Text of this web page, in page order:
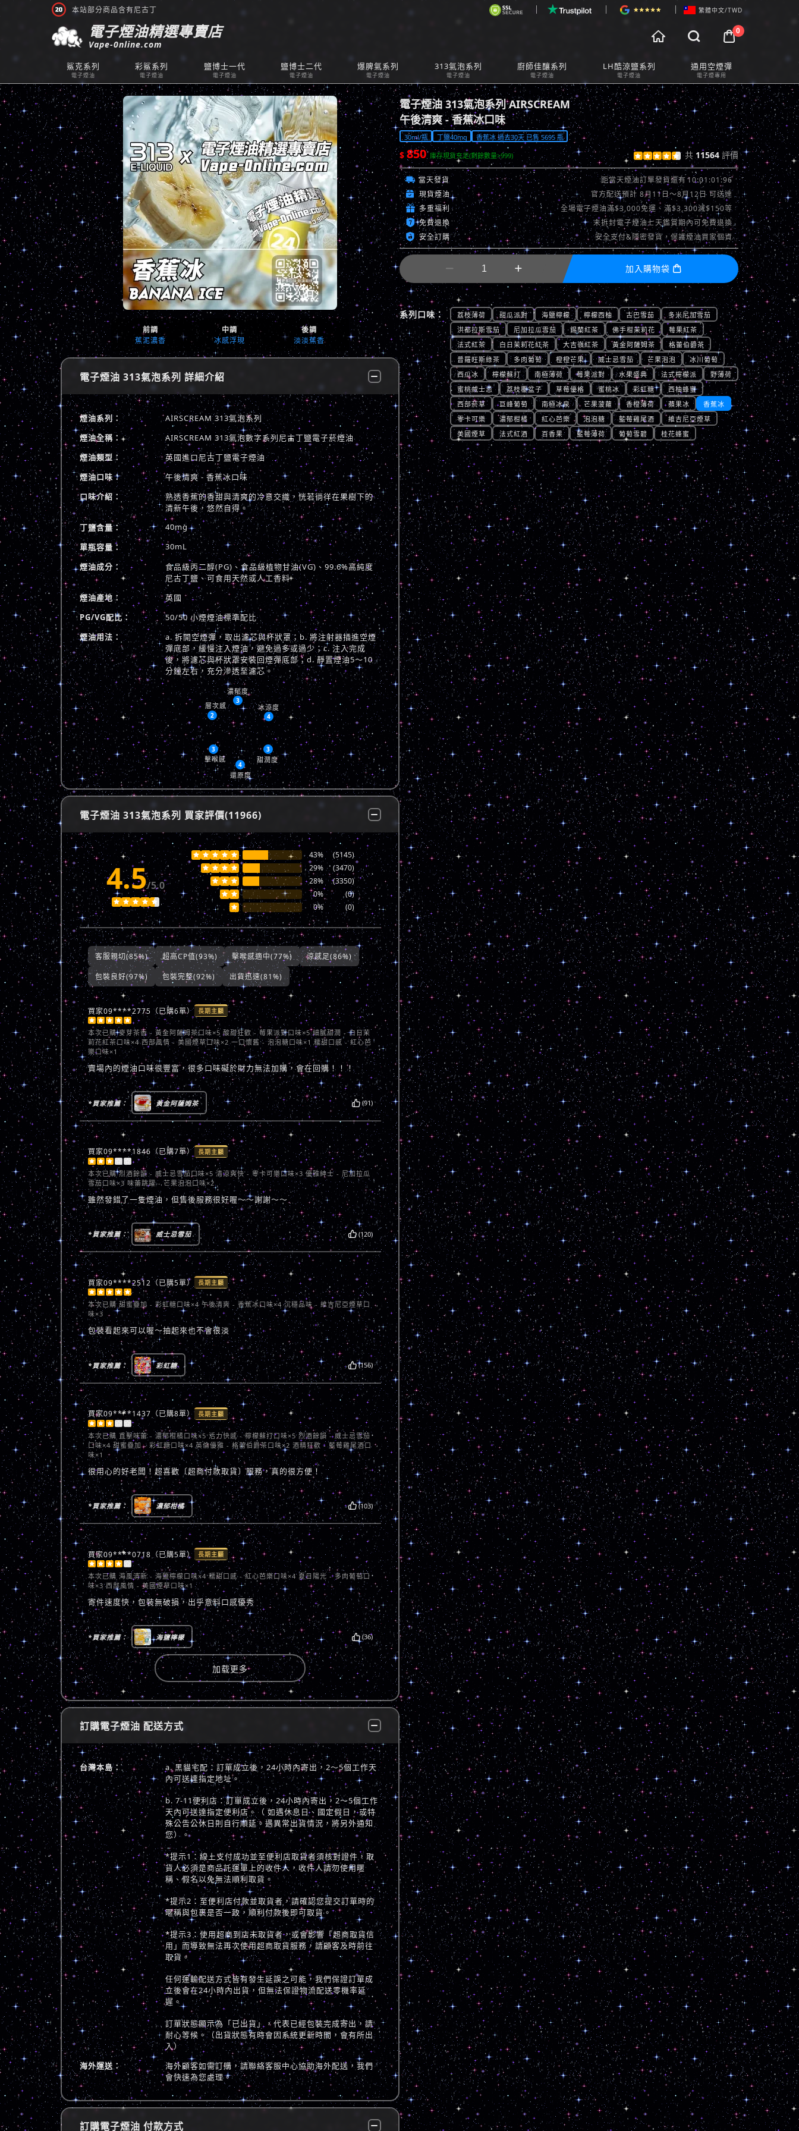
本站部分商品含有尼古丁 繁體中文/TWD
電子煙油精選專賣店
Vape-0nline.com
  0
購物車預覽
Cart Preview
鯊克系列
電子煙油
彩鯊系列
電子煙油
鹽博士一代
電子煙油
鹽博士二代
電子煙油
爆脾氣系列
電子煙油
313氣泡系列
電子煙油
廚師佳釀系列
電子煙油
LH酷涼鹽系列
電子煙油
通用空煙彈
電子煙專用
前調 中調
後調
蕉泥濃香
冰感浮現 淡淡蕉香
電子煙油 313氣泡系列 詳細介紹
煙油系列：
AIRSCREAM 313氣泡系列
煙油全稱：
AIRSCREAM 313氣泡數字系列尼古丁鹽電子菸煙油
煙油類型：
英國進口尼古丁鹽電子煙油
煙油口味：
午後清爽 - 香蕉冰口味
口味介紹：
熟透香蕉的香甜與清爽的冷意交織，恍若徜徉在果樹下的
清新午後，悠然自得。
丁鹽含量：
40mg
單瓶容量：
30mL
煙油成分：
食品級丙二醇(PG)、食品級植物甘油(VG)、99.6%高純度
尼古丁鹽、可食用天然或人工香料
煙油產地：
英國
PG/VG配比：
50/50 小煙煙油標準配比
煙油用法：
a. 拆開空煙彈，取出濾芯與杯狀罩；b. 將注射器插進空煙
彈底部，緩慢注入煙油，避免過多或過少；c. 注入完成
後，將濾芯與杯狀罩安裝回煙彈底部；d. 靜置煙油5～10
分鐘左右，充分滲透至濾芯。
3
4
3
4
3
2
濃郁度
冰涼度
甜潤度
還原度
擊喉感
層次感
電子煙油 313氣泡系列 買家評價(11966)
4.5/5.0
    
     43% (5145)
    29% (3470)
   28% (3350)
  0% (0)
 0% (0)
客服親切(85%) 超高CP值(93%) 擊喉感適中(77%)
涼感足(86%)
包裝良好(97%)
包裝完整(92%) 出貨迅速(81%)
買家09****2775（已購6單） 長期主顧
    
本次已購麥芽茶香 - 黃金阿薩姆茶口味×5 酸甜狂歡 - 莓果派對口味×5 細膩甜潤 - 白日茉
莉花紅茶口味×4 西部風情 - 美國煙草口味×2 一口懷舊 - 泡泡糖口味×1 糯甜口感 - 紅心芭
樂口味×1
賣場內的煙油口味很豐富，很多口味礙於財力無法加購，會在回購！！！
*買家推薦： 黃金阿薩姆茶 (91)
買家09****1846（已購7單） 長期主顧
    
本次已購烈酒餘韻 - 威士忌雪茄口味×5 清涼爽快 - 零卡可樂口味×3 優雅紳士 - 尼加拉瓜
雪茄口味×3 味蕾跳躍 - 芒果泡泡口味×2
雖然發錯了一隻煙油，但售後服務很好喔～～謝謝～～
*買家推薦： 威士忌雪茄 (120)
買家09****2512（已購5單） 長期主顧
    
本次已購甜蜜疊加 - 彩虹糖口味×4 午後清爽 - 香蕉冰口味×4 沉穩品味 - 維吉尼亞煙草口
味×3
包裝看起來可以喔～抽起來也不會很淡
*買家推薦： 彩虹糖 (156)
買家09****1437（已購8單） 長期主顧
    
本次已購 直擊味蕾 - 濃郁柑橘口味×5 活力快感 - 檸檬蘇打口味×5 烈酒餘韻 - 威士忌雪茄
口味×4 甜蜜疊加 - 彩虹糖口味×4 英倫優雅 - 格蕾伯爵茶口味×2 酒精狂歡 - 藍莓雞尾酒口
味×1
很用心的好老闆！超喜歡〔超商付款取貨〕服務，真的很方便！
*買家推薦： 濃郁柑橘 (103)
買家09****0718（已購5單） 長期主顧
    
本次已購 海風清新 - 海鹽檸檬口味×4 糯甜口感 - 紅心芭樂口味×4 夏日陽光 - 多肉葡萄口
味×3 西部風情 - 美國煙草口味×1
寄件速度快，包裝無破損，出乎意料口感優秀
*買家推薦： 海鹽檸檬 (36)
加载更多
訂購電子煙油 配送方式
台灣本島：
a. 黑貓宅配：訂單成立後，24小時內寄出，2～5個工作天
內可送達指定地址。
b. 7-11便利店：訂單成立後，24小時內寄出，2～5個工作
天內可送達指定便利店。（ 如遇休息日、國定假日，或特
殊公告公休日則自行順延。遇異常出貨情況，將另外通知
您）。
*提示1：線上支付成功並至便利店取貨者須核對證件，取
貨人必須是商品託運單上的收件人，收件人請勿使用暱
稱、假名以免無法順利取貨。
*提示2：至便利店付款並取貨者，請確認您提交訂單時的
暱稱與包裹是否一致，順利付款後即可取貨。
*提示3：使用超商到店未取貨者，或會影響「超商取貨信
用」而導致無法再次使用超商取貨服務，請顧客及時前往
取貨。
任何運輸配送方式皆有發生延誤之可能，我們保證訂單成
立後會在24小時內出貨，但無法保證物流配送零機率延
遲。
訂單狀態顯示為「已出貨」，代表已經包裝完成寄出，請
耐心等候。（出貨狀態有時會因系統更新時間，會有所出
入）
海外運送：
海外顧客如需訂購，請聯絡客服中心協助海外配送，我們
會快速為您處理。
訂購電子煙油 付款方式
電子煙油 313氣泡系列 AIRSCREAM
午後清爽 - 香蕉冰口味
30ml/瓶 丁鹽40mg 香蕉冰 過去30天 已售 5695 瓶
$850 庫存現貨充足(剩餘數量>999)      共 11564 評價
查看評價 >>
 當天發貨 距當天煙油訂單發貨還有10:00:59:96
 現貨煙油 官方配送預計 8月11日～8月12日 可送達
 多重福利 全場電子煙油滿$3,000免運、滿$3,300減$150等
 免費退換 未拆封電子煙油七天鑑賞期內可免費退換
 安全訂購 安全支付&隱密發貨，保護煙油買家個資
  加入購物袋 
系列口味： 荔枝薄荷 甜瓜派對 海鹽檸檬 檸檬西柚 古巴雪茄
多米尼加雪茄
洪都拉斯雪茄
尼加拉瓜雪茄 錫蘭紅茶 佛手柑茉莉花
莓果紅茶
法式紅茶
白日茉莉花紅茶 大吉嶺紅茶 黃金阿薩姆茶
格蕾伯爵茶
普羅旺斯綠茶
多肉葡萄 橙橙芒果 威士忌雪茄 芒果泡泡
冰川葡萄
西瓜冰
檸檬蘇打 南極薄荷 莓果派對 水果盛典 法式檸檬派
野薄荷
蜜桃威士忌
荔枝覆盆子 草莓優格 蜜桃冰 彩虹糖
西柚蜂蜜
西部菸草
巨峰葡萄 南極冰泉 芒果菠蘿 香橙薄荷 蘋果冰
香蕉冰
零卡可樂
濃郁柑橘 紅心芭樂 泡泡糖 藍莓雞尾酒
維吉尼亞煙草
美國煙草
法式紅酒 百香果 藍莓薄荷 葡萄雪碧 桂花蜂蜜